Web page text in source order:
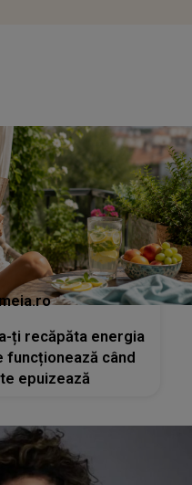
ți recăpăta energia
funcționează când
epuizează